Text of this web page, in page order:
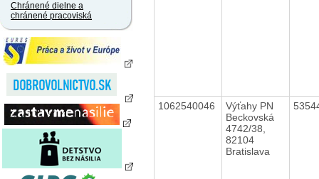
Chránené dielne a
chránené pracoviská
1062540046
Výťahy PN
Beckovská
4742/38,
82104
Bratislava